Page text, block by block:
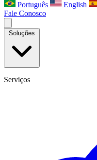
Português English
Fale Conosco
Soluções
Serviços